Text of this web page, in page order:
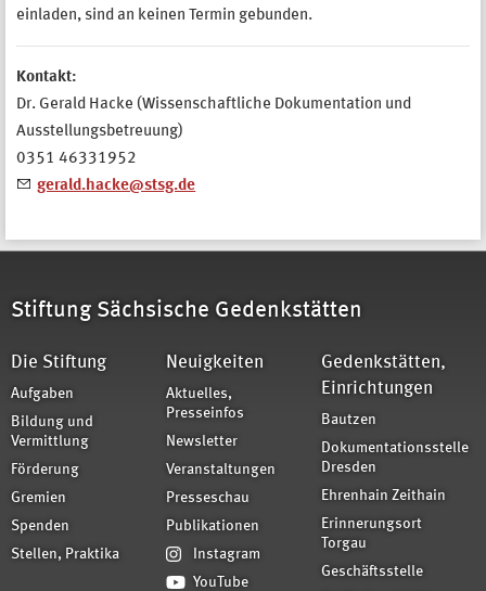
einladen, sind an keinen Termin gebunden.
Kontakt:
Dr. Gerald Hacke (Wissenschaftliche Dokumentation und
Ausstellungsbetreuung)
0351 46331952
gerald.hacke@stsg.de
Stiftung Sächsische Gedenkstätten
Die Stiftung
Aufgaben
Bildung und
Vermittlung
Förderung
Gremien
Spenden
Stellen, Praktika
Neuigkeiten
Aktuelles,
Presseinfos
Newsletter
Veranstaltungen
Presseschau
Publikationen
Instagram
YouTube
Gedenkstätten,
Einrichtungen
Bautzen
Dokumentationsstelle
Dresden
Ehrenhain Zeithain
Erinnerungsort
Torgau
Geschäftsstelle